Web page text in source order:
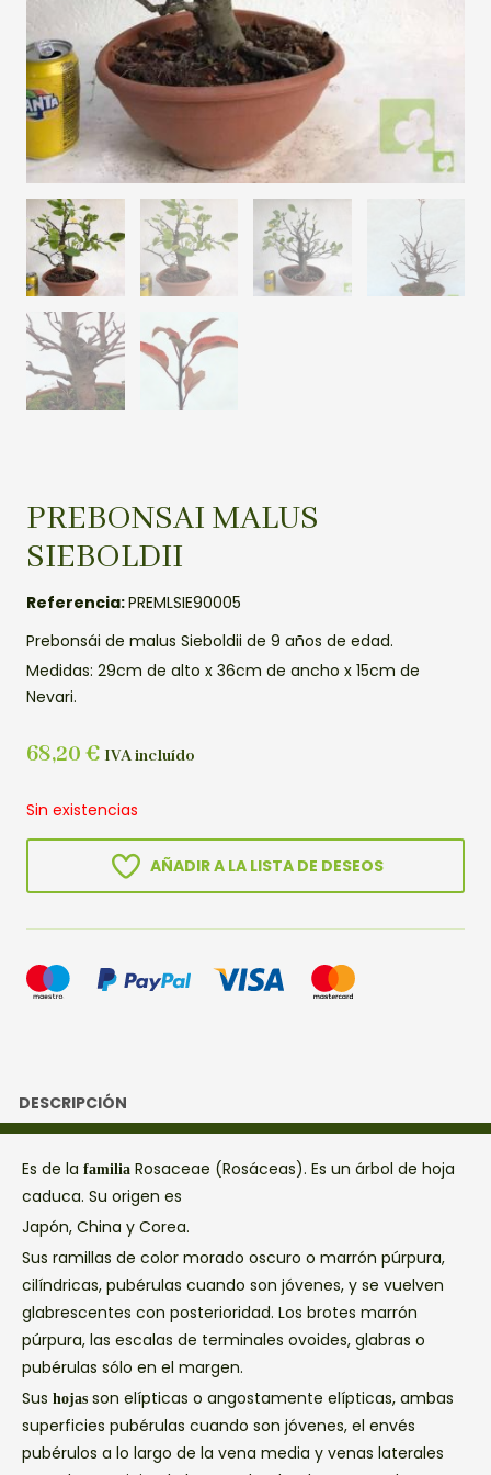
PREBONSAI MALUS
SIEBOLDII
Referencia:PREMLSIE90005
Prebonsái de malus Sieboldii de 9 años de edad.
Medidas: 29cm de alto x 36cm de ancho x 15cm de
Nevari.
68,20 € IVA incluído
Sin existencias
AÑADIR A LA LISTA DE DESEOS
DESCRIPCIÓN
Es de la familia Rosaceae (Rosáceas). Es un árbol de hoja
caduca. Su origen es
Japón, China y Corea.
Sus ramillas de color morado oscuro o marrón púrpura,
cilíndricas, pubérulas cuando son jóvenes, y se vuelven
glabrescentes con posterioridad. Los brotes marrón
púrpura, las escalas de terminales ovoides, glabras o
pubérulas sólo en el margen.
Sus hojas son elípticas o angostamente elípticas, ambas
superficies pubérulas cuando son jóvenes, el envés
pubérulos a lo largo de la vena media y venas laterales